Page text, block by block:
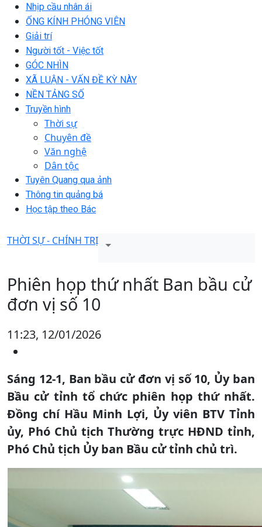
Nhịp cầu nhân ái
ỐNG KÍNH PHÓNG VIÊN
Giải trí
Người tốt - Việc tốt
GÓC NHÌN
XÃ LUẬN - VẤN ĐỀ KỲ NÀY
NỀN TẢNG SỐ
Truyền hình
Thời sự
Chuyên đề
Văn nghệ
Dân tộc
Tuyên Quang qua ảnh
Thông tin quảng bá
Học tập theo Bác
THỜI SỰ - CHÍNH TRỊ
Phiên họp thứ nhất Ban bầu cử
đơn vị số 10
11:23, 12/01/2026
Sáng 12-1, Ban bầu cử đơn vị số 10, Ủy ban
Bầu cử tỉnh tổ chức phiên họp thứ nhất.
Đồng chí Hầu Minh Lợi, Ủy viên BTV Tỉnh
ủy, Phó Chủ tịch Thường trực HĐND tỉnh,
Phó Chủ tịch Ủy ban Bầu cử tỉnh chủ trì.